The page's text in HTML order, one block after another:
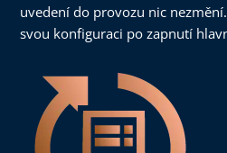
uvedení do provozu nic
svou konfiguraci po zapnutí